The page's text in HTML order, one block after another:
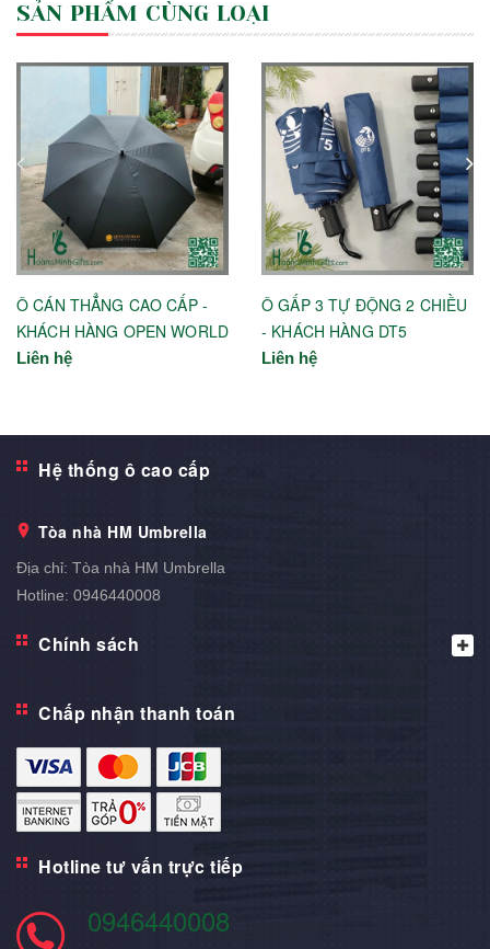
SẢN PHẨM CÙNG LOẠI
Ô CÁN THẲNG CAO CẤP -
KHÁCH HÀNG OPEN WORLD
Liên hệ
Ô GẤP 3 TỰ ĐỘNG 2 CHIỀU
- KHÁCH HÀNG DT5
Liên hệ
Hệ thống ô cao cấp
Tòa nhà HM Umbrella
Địa chỉ: Tòa nhà HM Umbrella
Hotline: 0946440008
Chính sách
Chấp nhận thanh toán
Hotline tư vấn trực tiếp
0946440008